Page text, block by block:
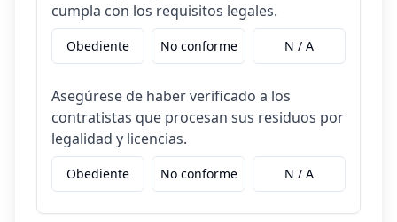
cumpla con los requisitos legales.
Obediente No conforme N / A
Asegúrese de haber verificado a los
contratistas que procesan sus residuos por
legalidad y licencias.
Obediente No conforme N / A